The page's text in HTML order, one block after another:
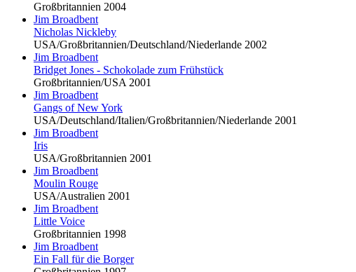
Großbritannien 2004
Jim Broadbent
Nicholas Nickleby
USA/Großbritannien/Deutschland/Niederlande 2002
Jim Broadbent
Bridget Jones - Schokolade zum Frühstück
Großbritannien/USA 2001
Jim Broadbent
Gangs of New York
USA/Deutschland/Italien/Großbritannien/Niederlande 2001
Jim Broadbent
Iris
USA/Großbritannien 2001
Jim Broadbent
Moulin Rouge
USA/Australien 2001
Jim Broadbent
Little Voice
Großbritannien 1998
Jim Broadbent
Ein Fall für die Borger